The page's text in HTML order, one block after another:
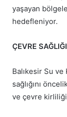
yaşayan
hedefleniyor.
ÇEVRE
Balıkesir Su
sağlığını
ve çevre